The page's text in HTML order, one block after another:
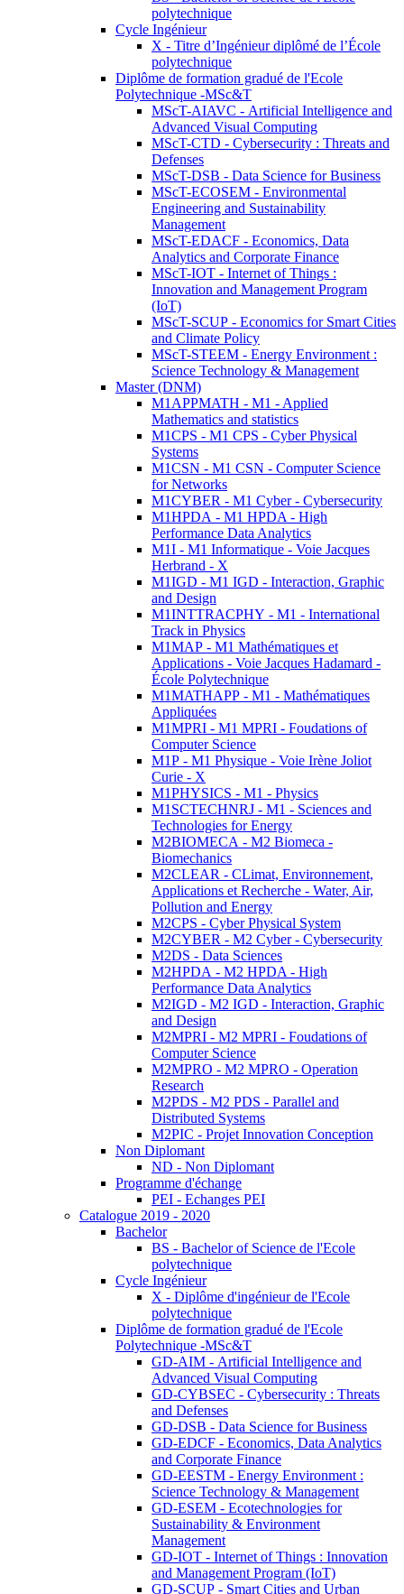
polytechnique
Cycle Ingénieur
X - Titre d’Ingénieur diplômé de l’École
polytechnique
Diplôme de formation gradué de l'Ecole
Polytechnique -MSc&T
MScT-AIAVC - Artificial Intelligence and
Advanced Visual Computing
MScT-CTD - Cybersecurity : Threats and
Defenses
MScT-DSB - Data Science for Business
MScT-ECOSEM - Environmental
Engineering and Sustainability
Management
MScT-EDACF - Economics, Data
Analytics and Corporate Finance
MScT-IOT - Internet of Things :
Innovation and Management Program
(IoT)
MScT-SCUP - Economics for Smart Cities
and Climate Policy
MScT-STEEM - Energy Environment :
Science Technology & Management
Master (DNM)
M1APPMATH - M1 - Applied
Mathematics and statistics
M1CPS - M1 CPS - Cyber Physical
Systems
M1CSN - M1 CSN - Computer Science
for Networks
M1CYBER - M1 Cyber - Cybersecurity
M1HPDA - M1 HPDA - High
Performance Data Analytics
M1I - M1 Informatique - Voie Jacques
Herbrand - X
M1IGD - M1 IGD - Interaction, Graphic
and Design
M1INTTRACPHY - M1 - International
Track in Physics
M1MAP - M1 Mathématiques et
Applications - Voie Jacques Hadamard -
École Polytechnique
M1MATHAPP - M1 - Mathématiques
Appliquées
M1MPRI - M1 MPRI - Foudations of
Computer Science
M1P - M1 Physique - Voie Irène Joliot
Curie - X
M1PHYSICS - M1 - Physics
M1SCTECHNRJ - M1 - Sciences and
Technologies for Energy
M2BIOMECA - M2 Biomeca -
Biomechanics
M2CLEAR - CLimat, Environnement,
Applications et Recherche - Water, Air,
Pollution and Energy
M2CPS - Cyber Physical System
M2CYBER - M2 Cyber - Cybersecurity
M2DS - Data Sciences
M2HPDA - M2 HPDA - High
Performance Data Analytics
M2IGD - M2 IGD - Interaction, Graphic
and Design
M2MPRI - M2 MPRI - Foudations of
Computer Science
M2MPRO - M2 MPRO - Operation
Research
M2PDS - M2 PDS - Parallel and
Distributed Systems
M2PIC - Projet Innovation Conception
Non Diplomant
ND - Non Diplomant
Programme d'échange
PEI - Echanges PEI
Catalogue 2019 - 2020
Bachelor
BS - Bachelor of Science de l'Ecole
polytechnique
Cycle Ingénieur
X - Diplôme d'ingénieur de l'Ecole
polytechnique
Diplôme de formation gradué de l'Ecole
Polytechnique -MSc&T
GD-AIM - Artificial Intelligence and
Advanced Visual Computing
GD-CYBSEC - Cybersecurity : Threats
and Defenses
GD-DSB - Data Science for Business
GD-EDCF - Economics, Data Analytics
and Corporate Finance
GD-EESTM - Energy Environment :
Science Technology & Management
GD-ESEM - Ecotechnologies for
Sustainability & Environment
Management
GD-IOT - Internet of Things : Innovation
and Management Program (IoT)
GD-SCUP - Smart Cities and Urban